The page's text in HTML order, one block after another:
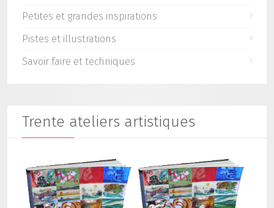
Petites et grandes inspirations
Pistes et illustrations
Savoir faire et techniques
Trente ateliers artistiques